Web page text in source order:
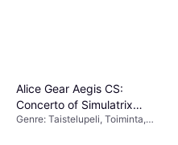
Alice Gear Aegis CS:
Concerto of Simulatrix
(Switch)
Genre: Taistelupeli, Toiminta,